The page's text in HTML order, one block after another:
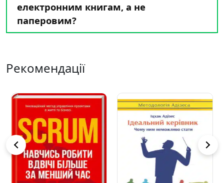
електронним книгам, а не
паперовим?
Рекомендації